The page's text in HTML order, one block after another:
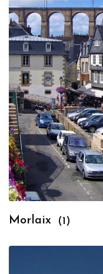
Morlaix (1)